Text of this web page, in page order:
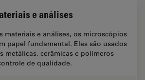
e análises
materiais e análises, os microscópios
papel fundamental. Eles são usados
metálicas, cerâmicas e polímeros
de qualidade.